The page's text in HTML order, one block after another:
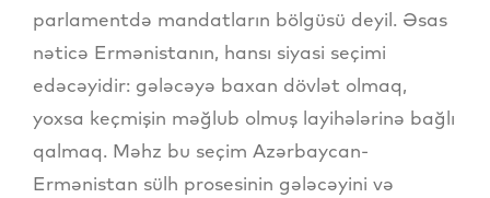
parlamentdə mandatların bölgüsü deyil. Əsas
nəticə Ermənistanın, hansı siyasi seçimi
edəcəyidir: gələcəyə baxan dövlət olmaq,
yoxsa keçmişin məğlub olmuş layihələrinə bağlı
qalmaq. Məhz bu seçim Azərbaycan-
Ermənistan sülh prosesinin gələcəyini və